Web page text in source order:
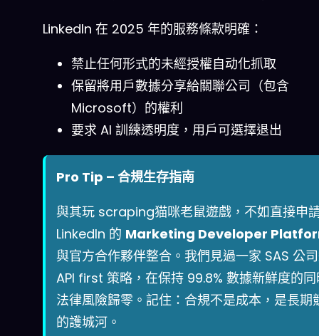
LinkedIn 在 2025 年的服務條款明確：
禁止任何形式的未經授權自动化抓取
保留將用戶數據分享給關聯公司（包含
Microsoft）的權利
要求 AI 訓練透明度，用戶可選擇退出
Pro Tip – 合規生存指南
與其玩 scraping猫咪老鼠遊戲，不如直接申
LinkedIn 的 Marketing Developer
與官方合作夥伴整合。我們見過一家 SAS 公
API first 策略，在保持 99.8% 數據新鮮度的
法律風險歸零。記住：合規不是成本，是長期
的護城河。